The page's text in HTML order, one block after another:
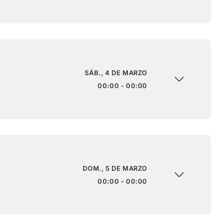
SÁB., 4 DE MARZO
00:00 - 00:00
DOM., 5 DE MARZO
00:00 - 00:00